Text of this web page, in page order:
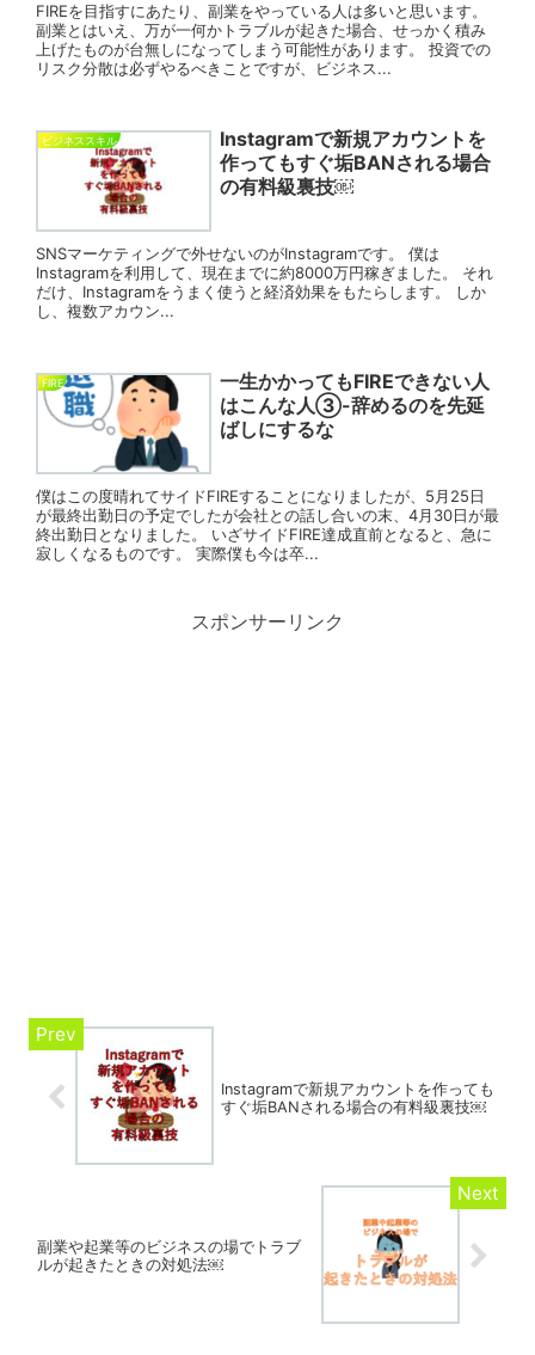
FIREを目指すにあたり、副業をやっている人は多いと思います。
副業とはいえ、万が一何かトラブルが起きた場合、せっかく積み
上げたものが台無しになってしまう可能性があります。 投資での
リスク分散は必ずやるべきことですが、ビジネス...
ビジネススキル
Instagramで新規アカウントを
作ってもすぐ垢BANされる場合
の有料級裏技￼
SNSマーケティングで外せないのがInstagramです。 僕は
Instagramを利用して、現在までに約8000万円稼ぎました。 それ
だけ、Instagramをうまく使うと経済効果をもたらします。 しか
し、複数アカウン...
FIRE
一生かかってもFIREできない人
はこんな人③-辞めるのを先延
ばしにするな
僕はこの度晴れてサイドFIREすることになりましたが、5月25日
が最終出勤日の予定でしたが会社との話し合いの末、4月30日が最
終出勤日となりました。 いざサイドFIRE達成直前となると、急に
寂しくなるものです。 実際僕も今は卒...
スポンサーリンク
Instagramで新規アカウントを作っても
すぐ垢BANされる場合の有料級裏技￼
副業や起業等のビジネスの場でトラブ
ルが起きたときの対処法￼